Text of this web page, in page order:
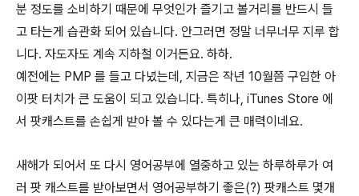
분 정도를 소비하기 때문에 무엇인가 즐기고 볼거리를 반드시 들
고 타는게 습관화 되어 있습니다. 안그러면 정말 너무너무 지루 합
니다. 자도자도 계속 지하철 이거든요. 하하.
예전에는 PMP 를 들고 다녔는데, 지금은 작년 10월쯤 구입한 아
이팟 터치가 큰 도움이 되고 있습니다. 특히나, iTunes Store 에
서 팟캐스트를 손쉽게 받아 볼 수 있다는게 큰 매력이네요.
새해가 되어서 또 다시 영어공부에 열중하고 있는 하루하루가 여
러 팟 캐스트를 받아보면서 영어공부하기 좋은(?) 팟캐스트 몇개